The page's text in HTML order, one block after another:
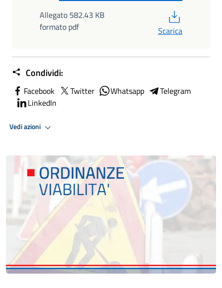
Allegato 582.43 KB
formato pdf
Scarica
Condividi:
Facebook Twitter Whatsapp
Telegram
LinkedIn
Vedi azioni